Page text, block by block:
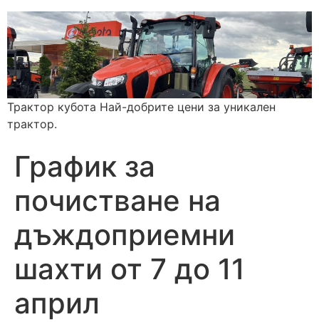
Трактор кубота Най-добрите цени за уникален
трактор.
График за
почистване на
дъждоприемни
шахти от 7 до 11
април